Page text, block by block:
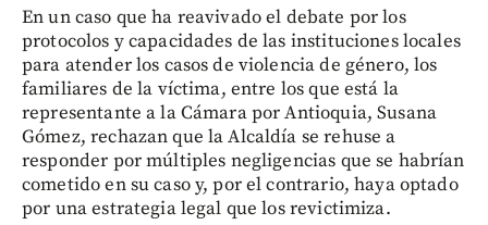
En un caso que ha reavivado el debate por los
protocolos y capacidades de las instituciones locales
para atender los casos de violencia de género, los
familiares de la víctima, entre los que está la
representante a la Cámara por Antioquia, Susana
Gómez, rechazan que la Alcaldía se rehuse a
responder por múltiples negligencias que se habrían
cometido en su caso y, por el contrario, haya optado
por una estrategia legal que los revictimiza.